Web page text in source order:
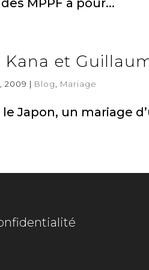
MPPF a pour...
Kana et
2009 | Blog Mariage
Japon, un mariage